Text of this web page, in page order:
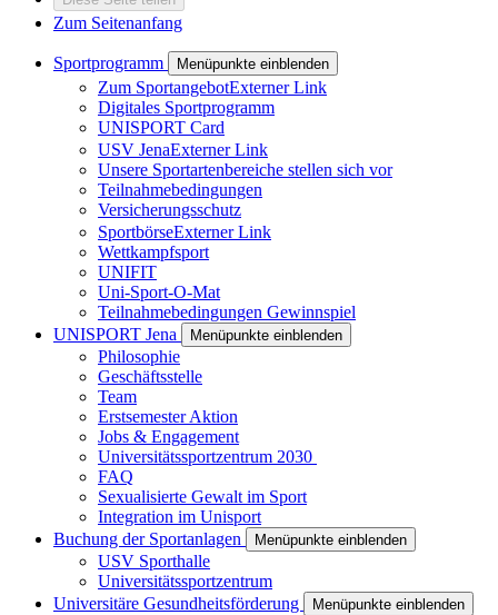
Zum Seitenanfang
Sportprogramm Menüpunkte einblenden
Zum SportangebotExterner Link
Digitales Sportprogramm
UNISPORT Card
USV JenaExterner Link
Unsere Sportartenbereiche stellen sich vor
Teilnahmebedingungen
Versicherungsschutz
SportbörseExterner Link
Wettkampfsport
UNIFIT
Uni-Sport-O-Mat
Teilnahmebedingungen Gewinnspiel
UNISPORT Jena
Menüpunkte einblenden
Philosophie
Geschäftsstelle
Team
Erstsemester Aktion
Jobs & Engagement
Universitätssportzentrum 2030
FAQ
Sexualisierte Gewalt im Sport
Integration im Unisport
Buchung der Sportanlagen
Menüpunkte einblenden
USV Sporthalle
Universitätssportzentrum
Universitäre Gesundheitsförderung
Menüpunkte einblenden